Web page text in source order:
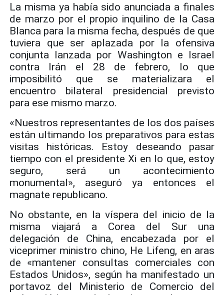
La misma ya había sido anunciada a finales
de marzo por el propio inquilino de la Casa
Blanca para la misma fecha, después de que
tuviera que ser aplazada por la ofensiva
conjunta lanzada por Washington e Israel
contra Irán el 28 de febrero, lo que
imposibilitó que se materializara el
encuentro bilateral presidencial previsto
para ese mismo marzo.
«Nuestros representantes de los dos países
están ultimando los preparativos para estas
visitas históricas. Estoy deseando pasar
tiempo con el presidente Xi en lo que, estoy
seguro, será un acontecimiento
monumental», aseguró ya entonces el
magnate republicano.
No obstante, en la víspera del inicio de la
misma viajará a Corea del Sur una
delegación de China, encabezada por el
viceprimer ministro chino, He Lifeng, en aras
de «mantener consultas comerciales con
Estados Unidos», según ha manifestado un
portavoz del Ministerio de Comercio del